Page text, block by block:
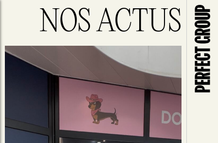
NOS ACTUS